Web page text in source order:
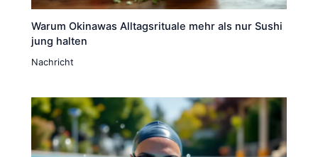
Warum Okinawas Alltagsrituale mehr als nur Sushi
jung halten
Nachricht